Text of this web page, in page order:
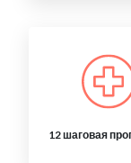
12 шаговая